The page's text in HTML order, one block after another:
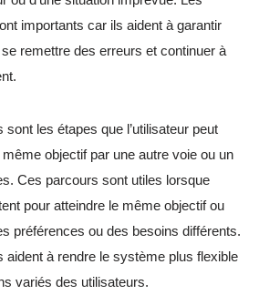
importants car ils aident à garantir
remettre des erreurs et continuer à
les étapes que l’utilisateur peut
objectif par une autre voie ou un
Ces parcours sont utiles lorsque
pour atteindre le même objectif ou
préférences ou des besoins différents.
aident à rendre le système plus flexible
variés des utilisateurs.